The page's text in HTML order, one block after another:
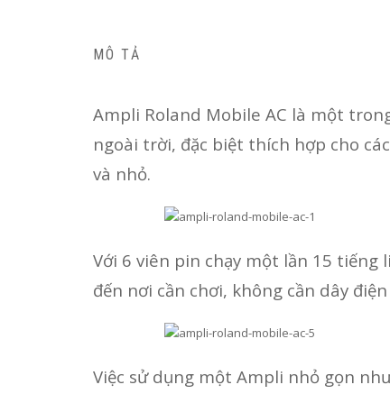
MÔ TẢ
Ampli Roland Mobile AC là một
ngoài trời, đặc biệt thích hợp cho
và nhỏ.
Với 6 viên pin chạy một lần 15
đến nơi cần chơi, không cần dây
Việc sử dụng một Ampli nhỏ gọn